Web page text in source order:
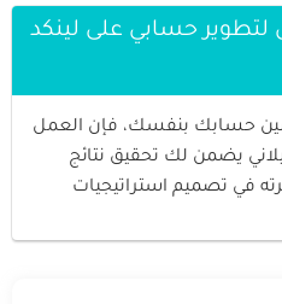
حسابي على لينكد
حسابك بنفسك، فإن العمل
يضمن لك تحقيق نتائج
في تصميم استراتيجيات